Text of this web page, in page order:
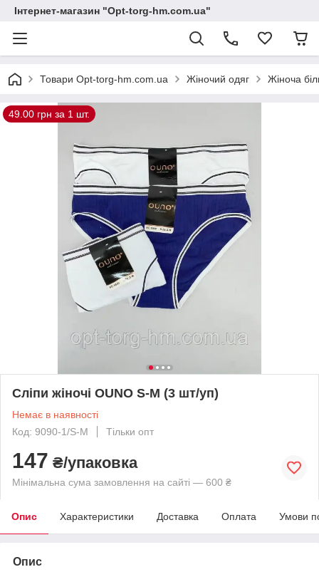
Інтернет-магазин "Opt-torg-hm.com.ua"
Товари Opt-torg-hm.com.ua Жіночий одяг Жіноча
49.00 грн за 1 шт.
Сліпи жіночі OUNO S-M (3 шт/уп)
Немає в наявності
Код: 9090-1/S-M
Тільки опт
147 ₴/упаковка
Мінімальна сума замовлення на сайті — 600 ₴
Опис Характеристики Доставка Оплата Умови
Опис